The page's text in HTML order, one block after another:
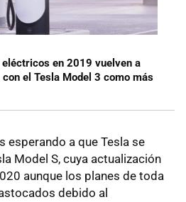
en 2019 vuelven a
el Tesla Model 3 como más
esperando a que Tesla se
Model S, cuya actualización
aunque los planes de toda
debido al